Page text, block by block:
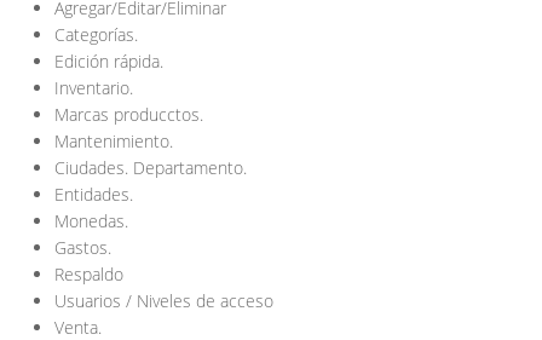
Agregar/Editar/Eliminar
Categorías.
Edición rápida.
Inventario.
Marcas producctos.
Mantenimiento.
Ciudades. Departamento.
Entidades.
Monedas.
Gastos.
Respaldo
Usuarios / Niveles de acceso
Venta.